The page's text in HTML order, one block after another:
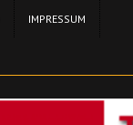
IMPRESSUM